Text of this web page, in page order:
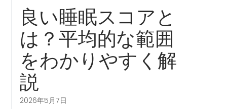
良い睡眠スコアと
は？平均的な範囲
をわかりやすく解
説
2026年5月7日